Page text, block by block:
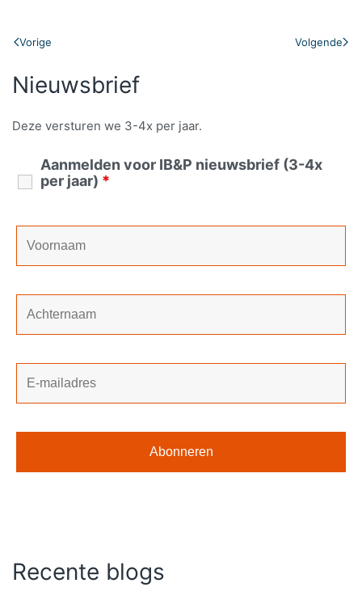
Vorige Volgende
Nieuwsbrief
Deze versturen we 3-4x per jaar.
Aanmelden voor IB&P nieuwsbrief (3-4x
per jaar) *
Recente blogs